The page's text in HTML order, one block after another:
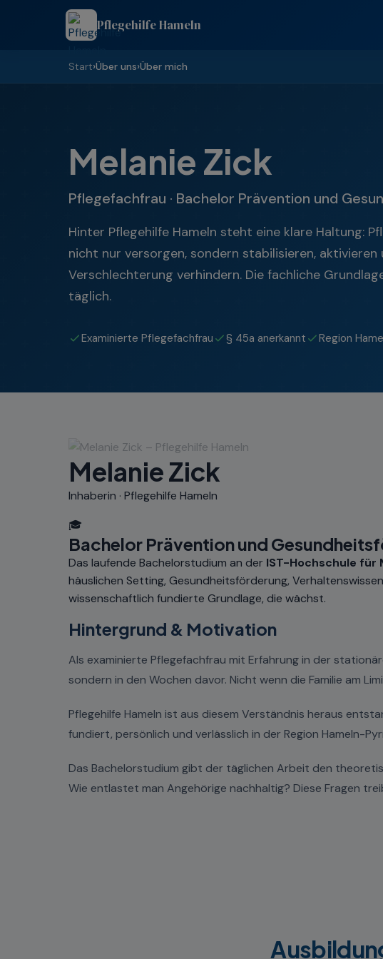
Pflegehilfe Hameln
Start›Über uns›Über mich
Melanie Zick
Pflegefachfrau · Bachelor Prävention und
Hinter Pflegehilfe Hameln steht eine klare Haltung:
nicht nur versorgen, sondern stabilisieren, aktivieren
Verschlechterung verhindern. Die fachliche
täglich.
Examinierte Pflegefachfrau § 45a anerkannt Region
Melanie Zick
Inhaberin · Pflegehilfe Hameln
🎓
Bachelor Prävention und
Das laufende Bachelorstudium an der IST-Hochschule für
häuslichen Setting, Gesundheitsförderung,
wissenschaftlich fundierte Grundlage, die wächst.
Hintergrund & Motivation
Als examinierte Pflegefachfrau mit Erfahrung in der
sondern in den Wochen davor. Nicht wenn die Familie am
Pflegehilfe Hameln ist aus diesem Verständnis heraus
fundiert, persönlich und verlässlich in der Region Hameln-
Das Bachelorstudium gibt der täglichen Arbeit den
Wie entlastet man Angehörige nachhaltig? Diese Fragen